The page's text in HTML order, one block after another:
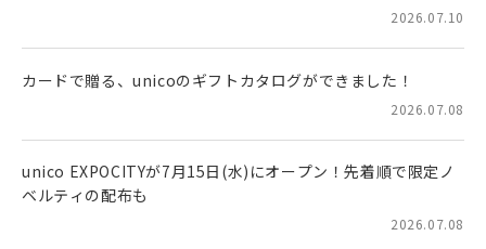
2026.07.10
2026.07.08
カードで贈る、unicoのギフトカタログができました！
2026.07.08
unico EXPOCITYが7月15日(水)にオープン！先着順で限定ノ
ベルティの配布も